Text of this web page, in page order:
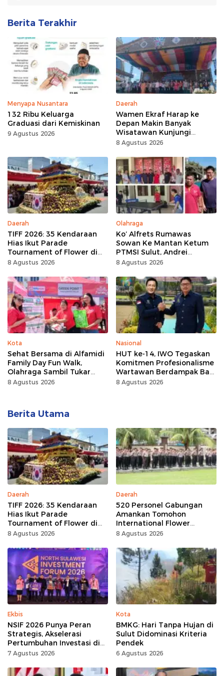
Berita Terakhir
Menyapa Nusantara
132 Ribu Keluarga
Graduasi dari Kemiskinan
9 Agustus 2026
Daerah
Wamen Ekraf Harap ke
Depan Makin Banyak
Wisatawan Kunjungi
Tomohon
8 Agustus 2026
Daerah
TIFF 2026: 35 Kendaraan
Hias Ikut Parade
Tournament of Flower di
Tomohon
8 Agustus 2026
Olahraga
Ko’ Alfrets Rumawas
Sowan Ke Mantan Ketum
PTMSI Sulut, Andrei
Angouw
8 Agustus 2026
Kota
Sehat Bersama di Alfamidi
Family Day Fun Walk,
Olahraga Sambil Tukar
Sampah Demi Jaga Bumi
8 Agustus 2026
Nasional
HUT ke-14, IWO Tegaskan
Komitmen Profesionalisme
Wartawan Berdampak Bagi
Kebaikan Bangsa
8 Agustus 2026
Berita Utama
Daerah
TIFF 2026: 35 Kendaraan
Hias Ikut Parade
Tournament of Flower di
Tomohon
8 Agustus 2026
Daerah
520 Personel Gabungan
Amankan Tomohon
International Flower
Festival
8 Agustus 2026
Ekbis
NSIF 2026 Punya Peran
Strategis, Akselerasi
Pertumbuhan Investasi di
Sulut
7 Agustus 2026
Kota
BMKG: Hari Tanpa Hujan di
Sulut Didominasi Kriteria
Pendek
6 Agustus 2026